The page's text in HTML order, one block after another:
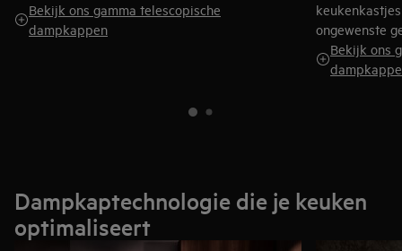
Bekijk ons gamma telescopische
dampkappen
ongewenste
Bekijk ons
Dampkaptechnologie die je keuken
optimaliseert